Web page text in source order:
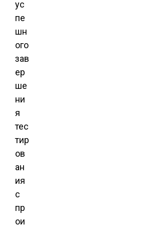
ус
пе
шн
ого
зав
ер
ше
ни
я
тес
тир
ов
ан
ия
с
пр
ои